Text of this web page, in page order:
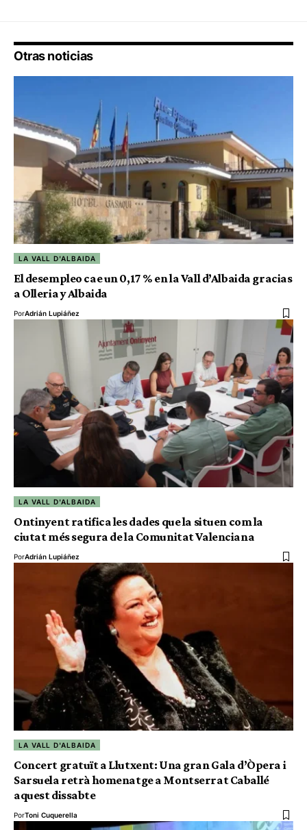
Otras noticias
LA VALL D'ALBAIDA
El desempleo cae un 0,17 % en la Vall d’Albaida gracias
a Olleria y Albaida
PorAdrián Lupiáñez
LA VALL D'ALBAIDA
Ontinyent ratifica les dades que la situen com la
ciutat més segura de la Comunitat Valenciana
PorAdrián Lupiáñez
LA VALL D'ALBAIDA
Concert gratuït a Llutxent: Una gran Gala d’Òpera i
Sarsuela retrà homenatge a Montserrat Caballé
aquest dissabte
PorToni Cuquerella